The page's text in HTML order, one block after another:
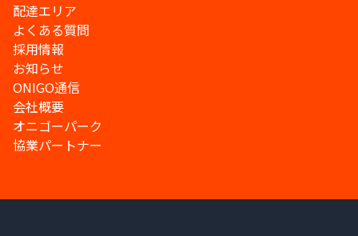
配達エリア
よくある質問
採用情報
お知らせ
ONIGO通信
会社概要
オニゴーパーク
協業パートナー